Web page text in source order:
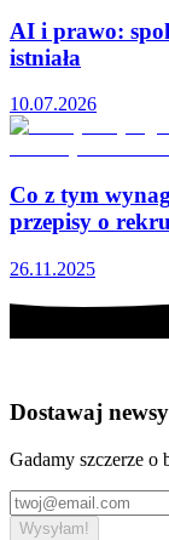
AI i prawo:
istniała
10.07.2026
Co z tym
przepisy o
26.11.2025
Dostawaj newsy
Gadamy szczerze o
Wysyłam!